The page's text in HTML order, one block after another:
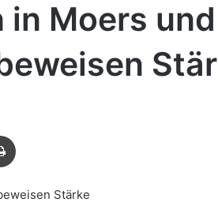
in Moers und
Stärke